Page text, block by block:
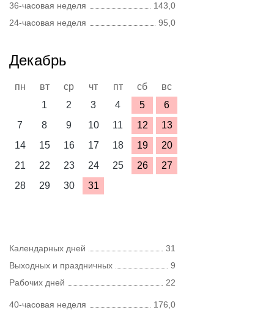
36-часовая неделя
143,0
24-часовая неделя
95,0
Декабрь
пн вт ср чт пт сб
вс
1
2 3 4 5
6
7
8 9 10 11 12
13
14
15 16 17 18 19
20
21
22 23 24 25 26
27
28
29 30 31
Календарных дней
31
Выходных и праздничных
9
Рабочих дней
22
40-часовая неделя
176,0